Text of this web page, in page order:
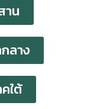
าน
ลาง
ใต้